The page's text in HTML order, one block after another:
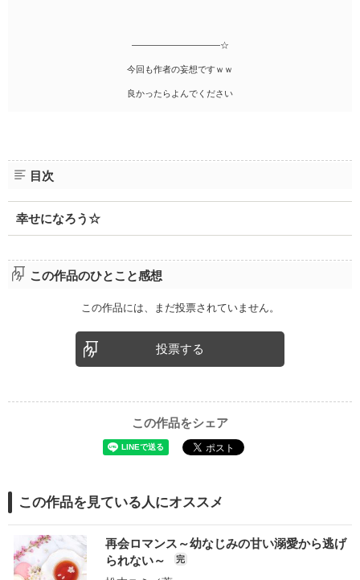
――――――――――☆
今回も作者の妄想ですｗｗ
良かったらよんでください
目次
幸せになろう☆
この作品のひとこと感想
この作品には、まだ投票されていません。
投票する
この作品をシェア
この作品を見ている人にオススメ
再会ロマンス～幼なじみの甘い溺愛から逃げ
られない～
完